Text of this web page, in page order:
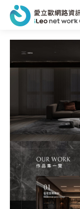
設計報價洽詢
先生 小姐
電話※
信箱※
網站設計
設計報價
方案
與費用兼顧的首選
方案
架站低成本